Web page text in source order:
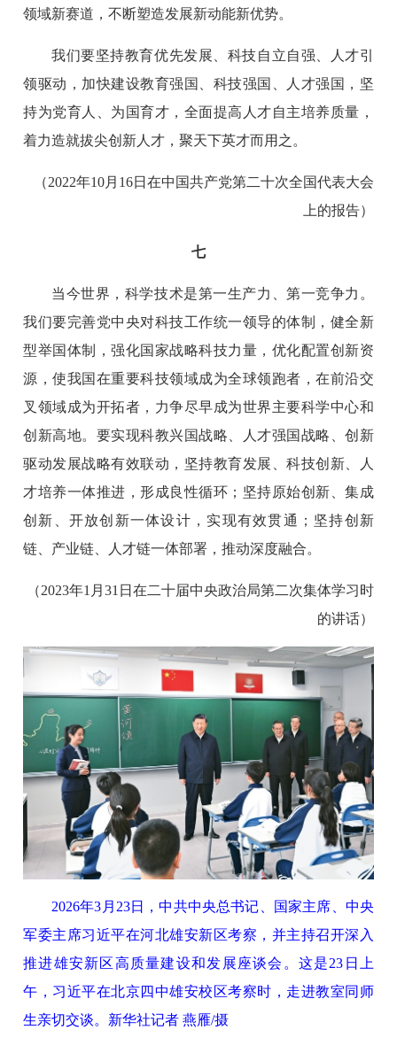
领域新赛道，不断塑造发展新动能新优势。
我们要坚持教育优先发展、科技自立自强、人才引
领驱动，加快建设教育强国、科技强国、人才强国，坚
持为党育人、为国育才，全面提高人才自主培养质量，
着力造就拔尖创新人才，聚天下英才而用之。
（2022年10月16日在中国共产党第二十次全国代表大会
上的报告）
七
当今世界，科学技术是第一生产力、第一竞争力。
我们要完善党中央对科技工作统一领导的体制，健全新
型举国体制，强化国家战略科技力量，优化配置创新资
源，使我国在重要科技领域成为全球领跑者，在前沿交
叉领域成为开拓者，力争尽早成为世界主要科学中心和
创新高地。要实现科教兴国战略、人才强国战略、创新
驱动发展战略有效联动，坚持教育发展、科技创新、人
才培养一体推进，形成良性循环；坚持原始创新、集成
创新、开放创新一体设计，实现有效贯通；坚持创新
链、产业链、人才链一体部署，推动深度融合。
（2023年1月31日在二十届中央政治局第二次集体学习时
的讲话）
2026年3月23日，中共中央总书记、国家主席、中央
军委主席习近平在河北雄安新区考察，并主持召开深入
推进雄安新区高质量建设和发展座谈会。这是23日上
午，习近平在北京四中雄安校区考察时，走进教室同师
生亲切交谈。新华社记者 燕雁/摄